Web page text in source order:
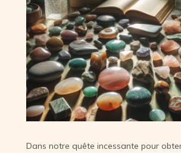
Dans notre quête incessante pour